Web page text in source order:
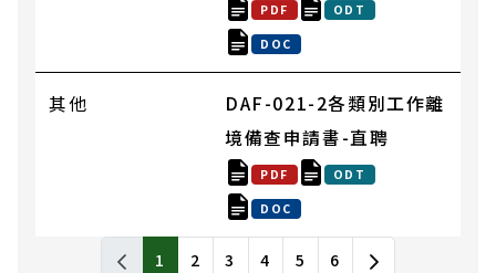
書表下載列表，包含標題和發布日期
PDF ODT
DOC
其他
DAF-021-2各類別工作離
境備查申請書-直聘
PDF ODT
DOC
1 2 3 4 5 6